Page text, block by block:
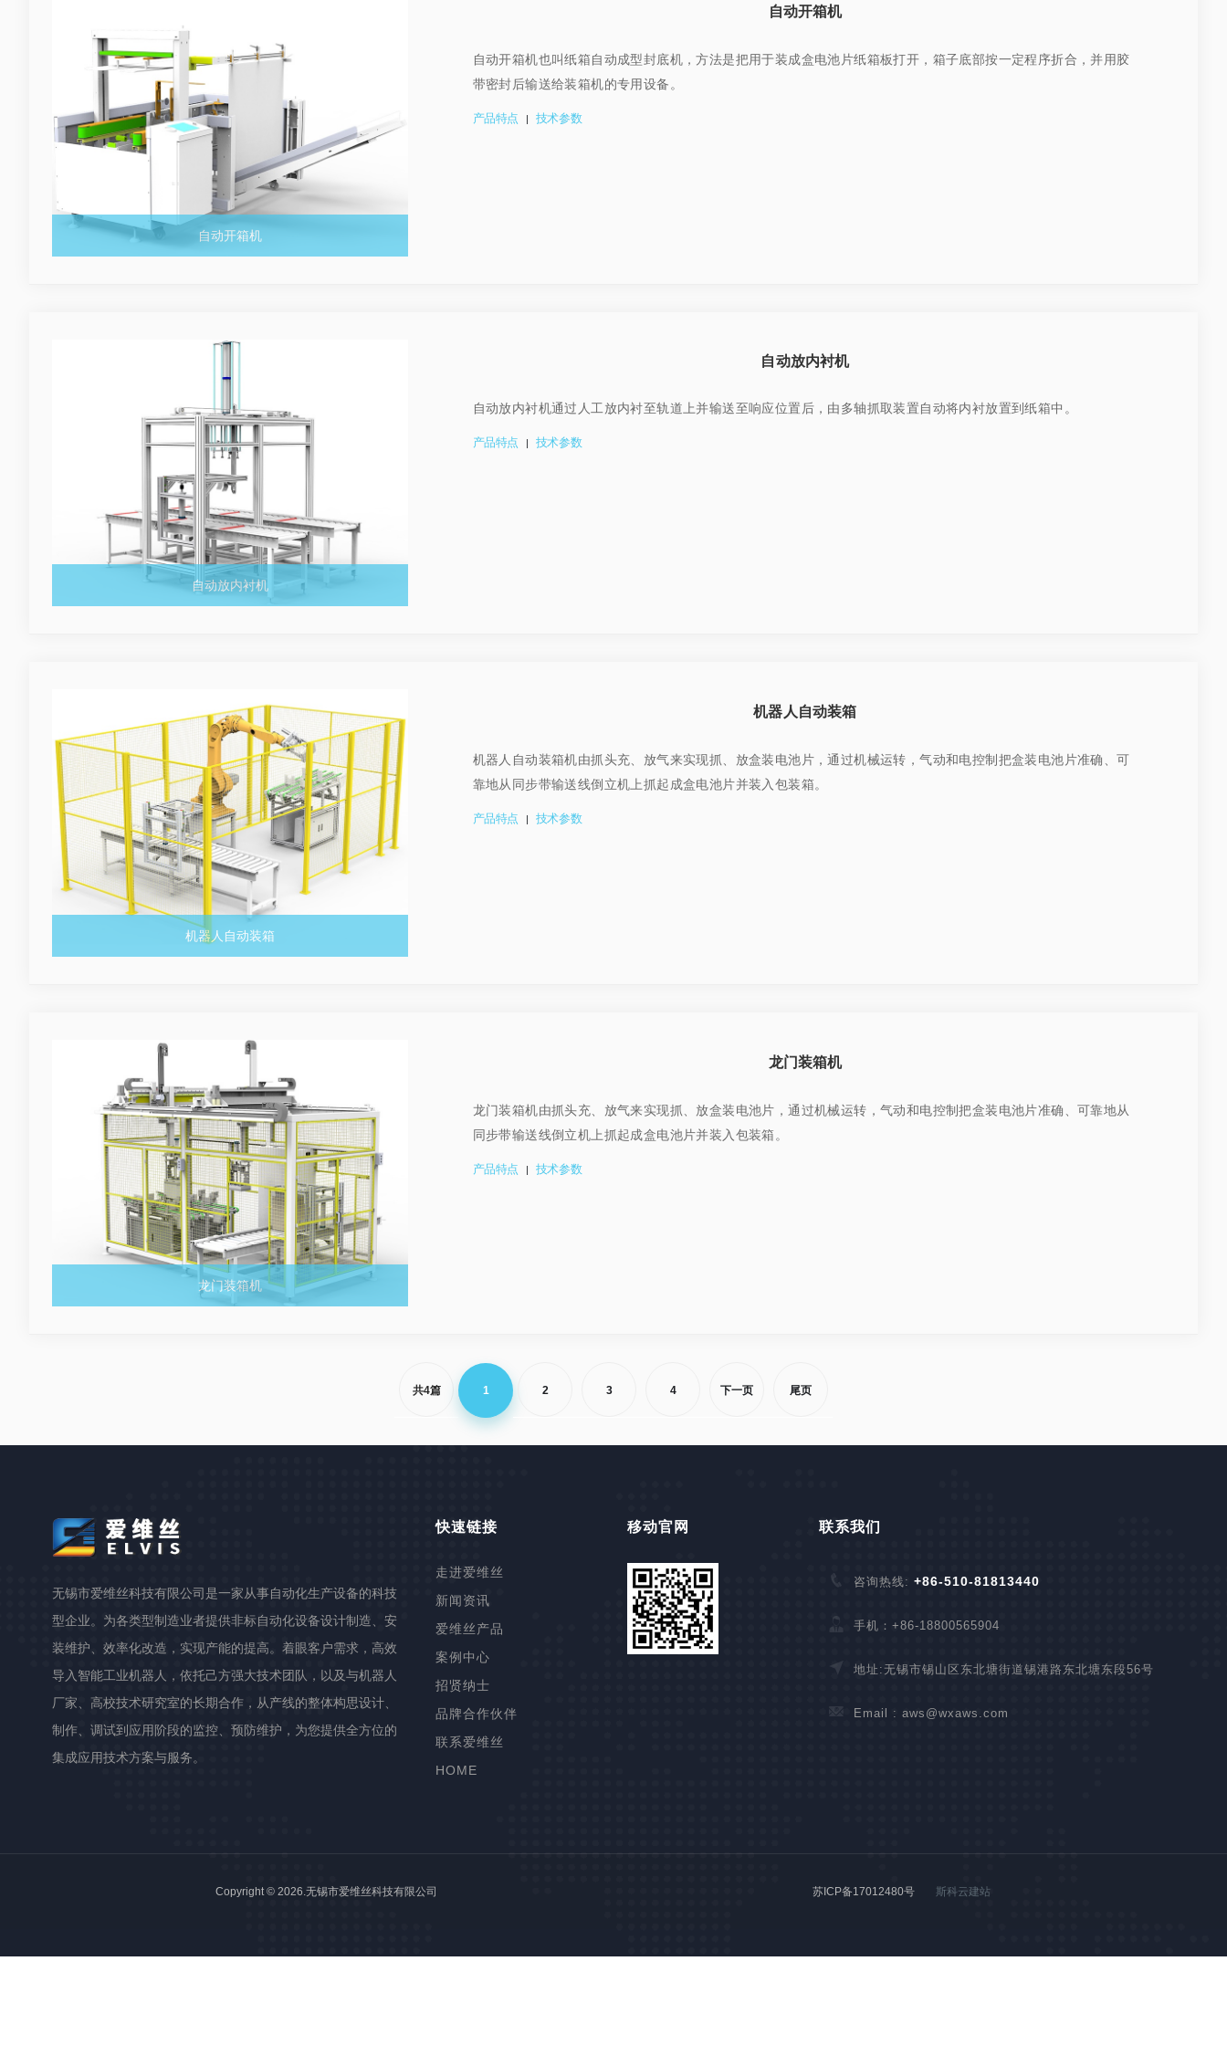
自动开箱机
自动开箱机
自动开箱机也叫纸箱自动成型封底机，方法是把用于装成盒电池片纸箱板打开，箱子底部按一定程序折合，并用胶
带密封后输送给装箱机的专用设备。
产品特点 | 技术参数
自动放内衬机
自动放内衬机
自动放内衬机通过人工放内衬至轨道上并输送至响应位置后，由多轴抓取装置自动将内衬放置到纸箱中。
产品特点 | 技术参数
机器人自动装箱
机器人自动装箱
机器人自动装箱机由抓头充、放气来实现抓、放盒装电池片，通过机械运转，气动和电控制把盒装电池片准确、可
靠地从同步带输送线倒立机上抓起成盒电池片并装入包装箱。
产品特点 | 技术参数
龙门装箱机
龙门装箱机
龙门装箱机由抓头充、放气来实现抓、放盒装电池片，通过机械运转，气动和电控制把盒装电池片准确、可靠地从
同步带输送线倒立机上抓起成盒电池片并装入包装箱。
产品特点 | 技术参数
共4篇 1 2 3 4 下一页 尾页
无锡市爱维丝科技有限公司是一家从事自动化生产设备的科技
型企业。为各类型制造业者提供非标自动化设备设计制造、安
装维护、效率化改造，实现产能的提高。着眼客户需求，高效
导入智能工业机器人，依托己方强大技术团队，以及与机器人
厂家、高校技术研究室的长期合作，从产线的整体构思设计、
制作、调试到应用阶段的监控、预防维护，为您提供全方位的
集成应用技术方案与服务。
快速链接
走进爱维丝
新闻资讯
爱维丝产品
案例中心
招贤纳士
品牌合作伙伴
联系爱维丝
HOME
移动官网 联系我们
咨询热线: +86-510-81813440
手机：+86-18800565904
地址:无锡市锡山区东北塘街道锡港路东北塘东段56号
Email : aws@wxaws.com
Copyright © 2026.无锡市爱维丝科技有限公司 苏ICP备17012480号 斯科云建站